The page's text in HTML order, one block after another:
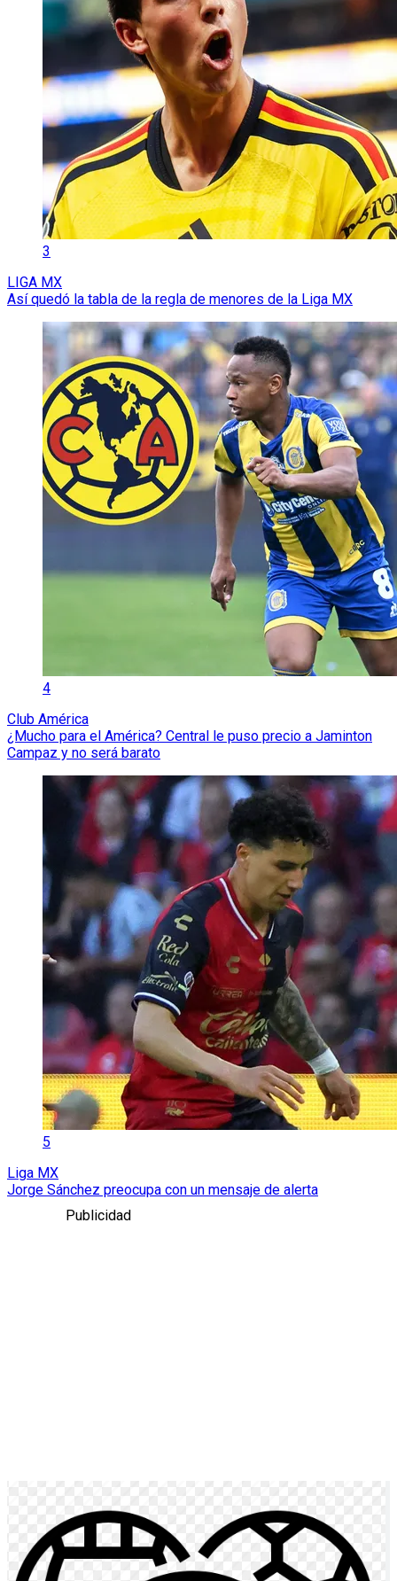
3
LIGA MX
Así quedó la tabla de la regla de menores de la Liga MX
4
Club América
¿Mucho para el América? Central le puso precio a Jaminton
Campaz y no será barato
5
Liga MX
Jorge Sánchez preocupa con un mensaje de alerta
Publicidad